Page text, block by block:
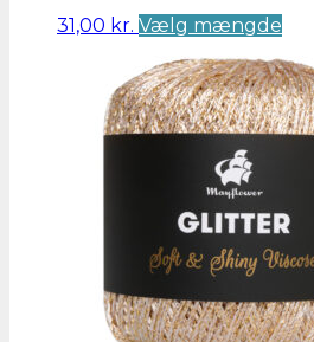
på
31,00 kr. Vælg mængde
har